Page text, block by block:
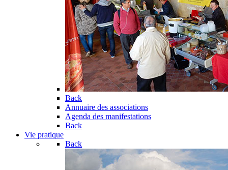
Back
Annuaire des associations
Agenda des manifestations
Back
Vie pratique
Back